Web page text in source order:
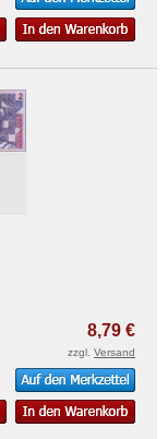
8,79 €
zzgl. Versand